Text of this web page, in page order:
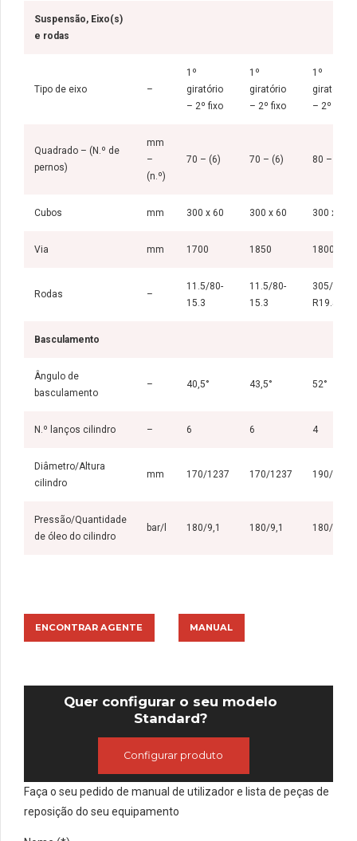
Suspensão, Eixo(s)
e rodas
Tipo de eixo –
1º
giratório
– 2º fixo
1º
giratório
– 2º fixo
1º
giratório
– 2º fixo
Quadrado – (N.º de
pernos)
mm
–
(n.º)
70 – (6) 70 – (6) 80 – (6)
Cubos mm 300 x 60 300 x 60 300 x 60
Via mm 1700 1850 1800
Rodas –
11.5/80-
15.3
11.5/80-
15.3
305/70
R19.5
Basculamento
Ângulo de
basculamento
– 40,5° 43,5° 52°
N.º lanços cilindro – 6 6 4
Diâmetro/Altura
cilindro
mm 170/1237 170/1237 190/1950
Pressão/Quantidade
de óleo do cilindro
bar/l 180/9,1 180/9,1 180/29,7
ENCONTRAR AGENTE MANUAL
Quer configurar o seu modelo
Standard?
Configurar produto
Faça o seu pedido de manual de utilizador e lista de peças de
reposição do seu equipamento